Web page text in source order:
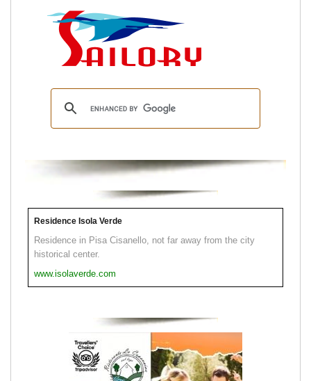
Residence Isola Verde
Residence in Pisa Cisanello, not far away from the city
historical center.
www.isolaverde.com